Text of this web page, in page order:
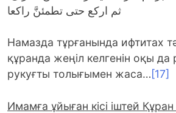
ثم اركع حتى تطمئنَّ راكعا
Намазда тұрғанында ифтитах
құранда жеңіл келгенін оқы да
рукуғты толығымен жаса…[17]
Имамға ұйыған кісі іштей